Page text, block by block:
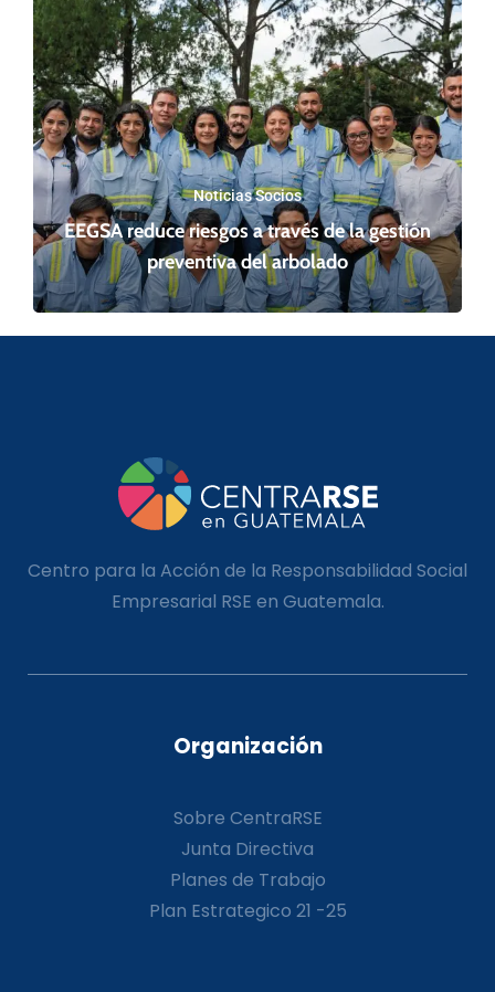
Noticias Socios
EEGSA reduce riesgos a través de la gestión
preventiva del arbolado
Centro para la Acción de la Responsabilidad Social
Empresarial RSE en Guatemala.
Organización
Sobre CentraRSE
Junta Directiva
Planes de Trabajo
Plan Estrategico 21 -25